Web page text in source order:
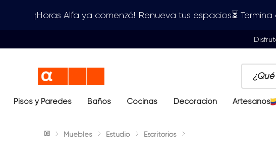
¡Horas Alfa ya comenzó! Renueva tus espacios⏳ Termina
¿Qué
Términos más buscados
2. sanitario
Pisos y Paredes Baños Cocinas Decoración Artesanos
Muebles Estudio Escritorios